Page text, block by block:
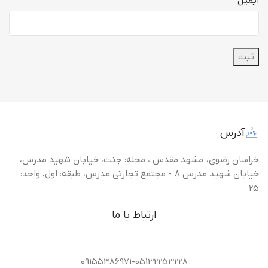
آدرس
خراسان رضوی، مشهد مقدس ، محله: جنت، خیابان شهید مدرس،
خیابان شهید مدرس 8 - مجتمع تجارتی مدرس، طبقه: اول، واحد:
25
ارتباط با ما
09155386971-05132253228